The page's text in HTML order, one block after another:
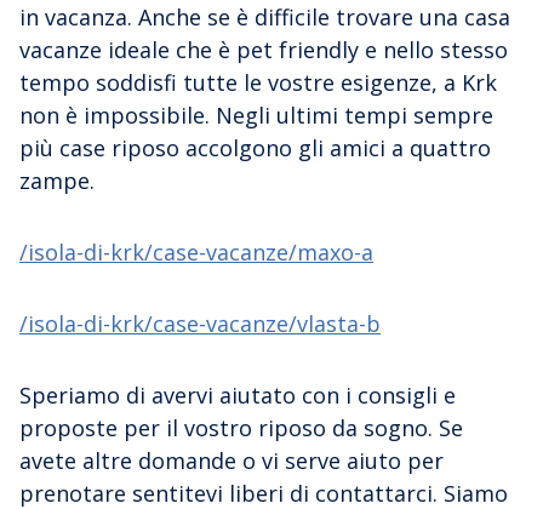
in vacanza. Anche se è difficile trovare una casa
vacanze ideale che è pet friendly e nello stesso
tempo soddisfi tutte le vostre esigenze, a Krk
non è impossibile. Negli ultimi tempi sempre
più case riposo accolgono gli amici a quattro
zampe.
/isola-di-krk/case-vacanze/maxo-a
/isola-di-krk/case-vacanze/vlasta-b
Speriamo di avervi aiutato con i consigli e
proposte per il vostro riposo da sogno. Se
avete altre domande o vi serve aiuto per
prenotare sentitevi liberi di contattarci. Siamo